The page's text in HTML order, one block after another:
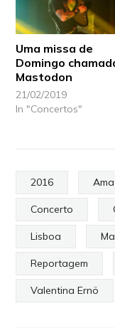
Uma missa de
Domingo
Mastodon
21/02/2019
In "Concertos"
2016
Concerto
Lisboa
Reportagem
Valentina Ernö